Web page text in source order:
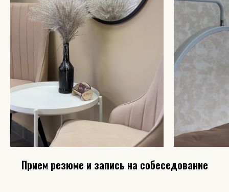
Прием резюме и запись на собеседование